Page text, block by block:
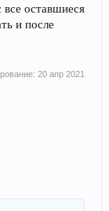
оставшиеся
и после
20 апр 2021